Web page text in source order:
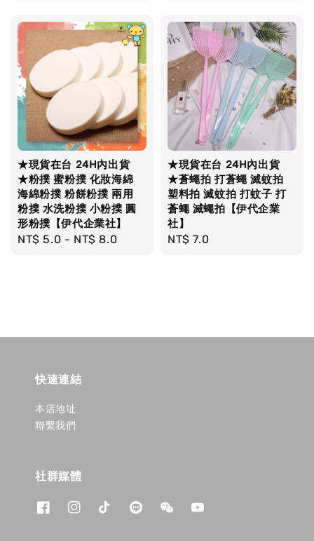
★現貨在台 24H內出貨
★粉撲 蜜粉撲 化妝海綿
海綿粉撲 粉餅粉撲 兩用
粉撲 水洗粉撲 小粉撲 圓
形粉撲【伊代企業社】
Regular
NT$ 5.0 - NT$ 8.0
★現貨在台 24H內出貨
★蒼蠅拍 打蒼蠅 滅蚊拍
塑料拍 滅蚊拍 打蚊子 打
蒼蠅 滅蠅拍【伊代企業
社】
Regular
NT$ 7.0
快速連結
本店地址
聯繫我們
社群媒體